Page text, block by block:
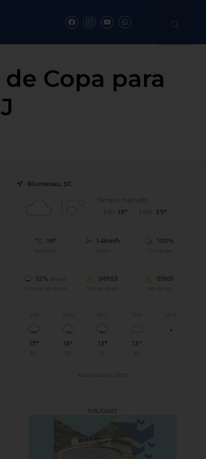
Copa para
Blumenau, SC
16°
Tempo nublado
Mín.19° Máx. 29°
16°
Sensação
1.4km/h
Vento
100%
Umidade
12% (0mm)
Chance de chuva
06h53
Nascer do sol
05h51
Pôr do sol
SÁB
17°
14°
DOM
16°
12°
13°
11°
TER
13°
10°
QUA
°
Atualizado às 21h01
PUBLICIDADE